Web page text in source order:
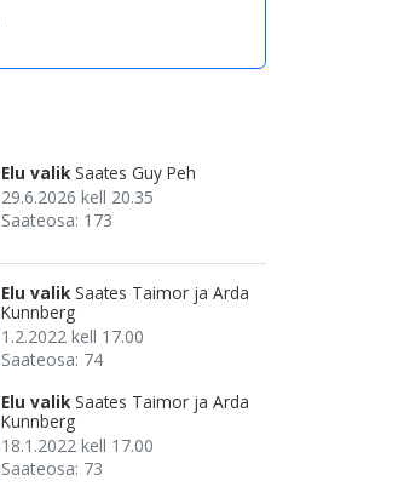
Elu valik Saates Guy Peh
29.6.2026 kell 20.35
Saateosa: 173
Elu valik Saates Taimor ja Arda
Kunnberg
1.2.2022 kell 17.00
Saateosa: 74
Elu valik Saates Taimor ja Arda
Kunnberg
18.1.2022 kell 17.00
Saateosa: 73